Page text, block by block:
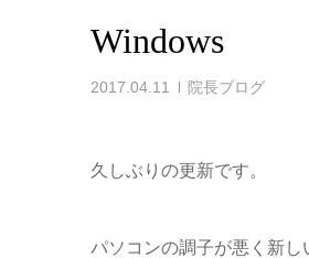
Windows
2017.04.11 院長ブログ
久しぶりの更新です。
パソコンの調子が悪く新し